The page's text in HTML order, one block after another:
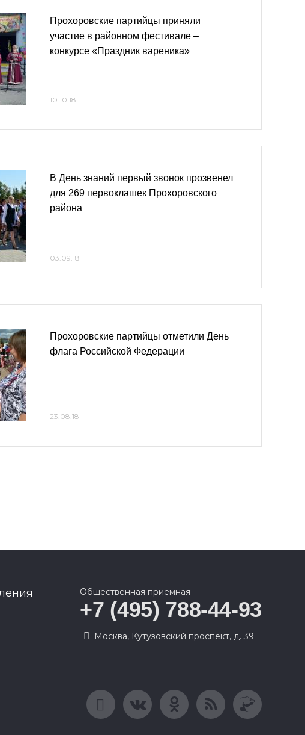
Прохоровские партийцы приняли
участие в районном фестивале –
конкурсе «Праздник вареника»
10.10.18
В День знаний первый звонок прозвенел
для 269 первоклашек Прохоровского
района
03.09.18
Прохоровские партийцы отметили День
флага Российской Федерации
23.08.18
Общественная приемная
+7 (495) 788-44-93
Москва, Кутузовский проспект, д. 39